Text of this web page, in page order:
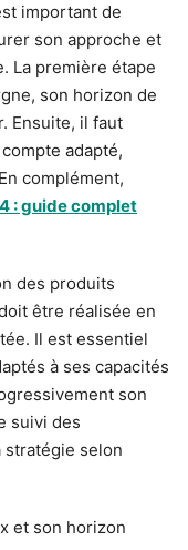
important de
son approche et
La première étape
son horizon de
Ensuite, il faut
adapté,
complément,
: guide complet
des produits
être réalisée en
Il est essentiel
à ses capacités
son
suivi des
stratégie selon
et son horizon